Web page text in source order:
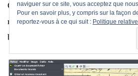
Genscriber propose également
relevés par défaut et si vous ne
bonheur vous pouvez créer les
naviguer sur ce site, vous acceptez que
Pour en savoir plus, y compris sur la façon
reportez-vous à ce qui suit : Politique